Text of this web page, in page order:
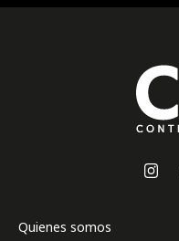
Quienes somos